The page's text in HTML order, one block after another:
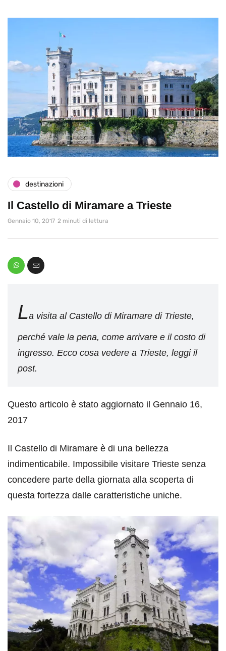
destinazioni
Il Castello di Miramare a Trieste
Gennaio 10, 2017 2 minuti di lettura
La visita al Castello di Miramare di Trieste,
perché vale la pena, come arrivare e il costo di
ingresso. Ecco cosa vedere a Trieste, leggi il
post.
Questo articolo è stato aggiornato il Gennaio 16,
2017
Il Castello di Miramare è di una bellezza
indimenticabile. Impossibile visitare Trieste senza
concedere parte della giornata alla scoperta di
questa fortezza dalle caratteristiche uniche.